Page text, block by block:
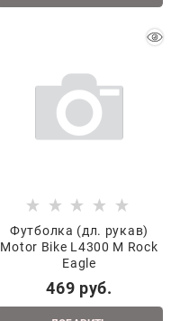
Футболка (дл. рукав)
Motor Bike L4300 M Rock
Eagle
469 руб.